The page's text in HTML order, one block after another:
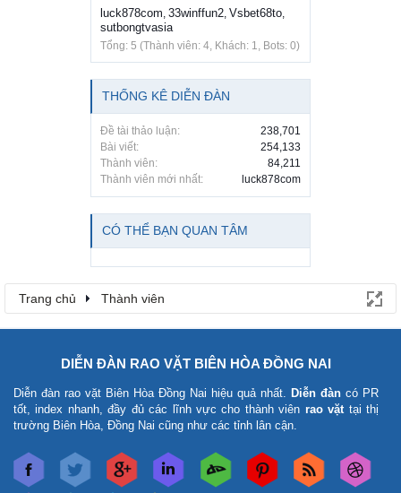
luck878com, 33winffun2, Vsbet68to,
sutbongtvasia
Tổng: 5 (Thành viên: 4, Khách: 1, Bots: 0)
THỐNG KÊ DIỄN ĐÀN
Đề tài thảo luận:
238,701
Bài viết:
254,133
Thành viên:
84,211
Thành viên mới nhất:
luck878com
CÓ THỂ BẠN QUAN TÂM
Trang chủ Thành viên
DIỄN ĐÀN RAO VẶT BIÊN HÒA ĐỒNG NAI
Diễn đàn rao vặt Biên Hòa Đồng Nai hiệu quả nhất. Diễn đàn có PR
tốt, index nhanh, đầy đủ các lĩnh vực cho thành viên rao vặttại thị
trường Biên Hòa, Đồng Nai cũng như các tỉnh lân cận.